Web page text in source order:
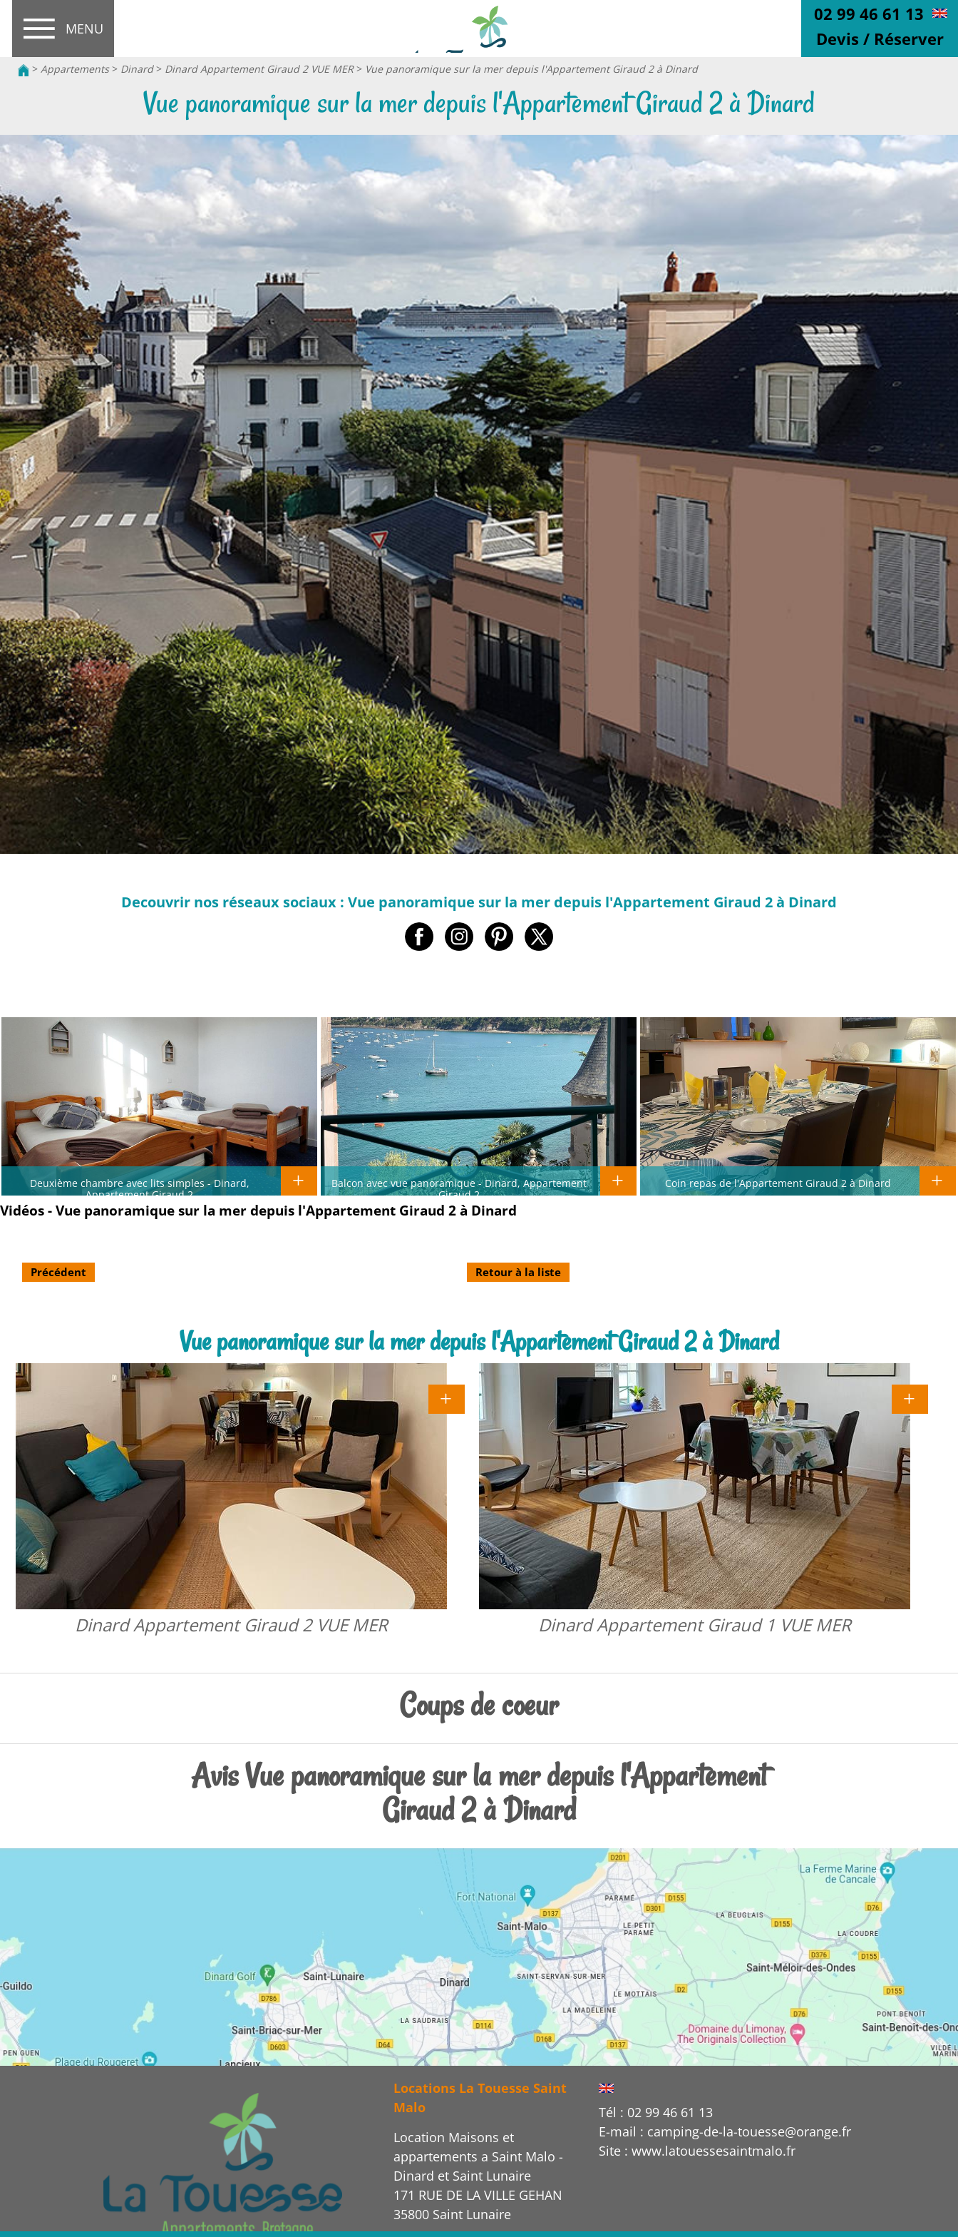
MENU
02 99 46 61 13
Devis / Réserver
> Appartements> Dinard> Dinard Appartement Giraud 2 VUE MER> Vue panoramique sur la mer depuis l'Appartement Giraud 2 à Dinard
Vue panoramique sur la mer depuis l'Appartement Giraud 2 à Dinard
Decouvrir nos réseaux sociaux : Vue panoramique sur la mer depuis l'Appartement Giraud 2 à Dinard
Deuxième chambre avec lits simples - Dinard,
Appartement Giraud 2
Balcon avec vue panoramique - Dinard, Appartement
Giraud 2
Coin repas de l'Appartement Giraud 2 à Dinard
Vidéos - Vue panoramique sur la mer depuis l'Appartement Giraud 2 à Dinard
Précédent Retour à la liste
Vue panoramique sur la mer depuis l'Appartement Giraud 2 à Dinard
Dinard Appartement Giraud 2 VUE MER Dinard Appartement Giraud 1 VUE MER
Coups de coeur
Avis Vue panoramique sur la mer depuis l'Appartement
Giraud 2 à Dinard
Locations La Touesse Saint
Malo
Location Maisons et
appartements a Saint Malo -
Dinard et Saint Lunaire
171 RUE DE LA VILLE GEHAN
35800 Saint Lunaire
Tél : 02 99 46 61 13
E-mail : camping-de-la-touesse@orange.fr
Site : www.latouessesaintmalo.fr